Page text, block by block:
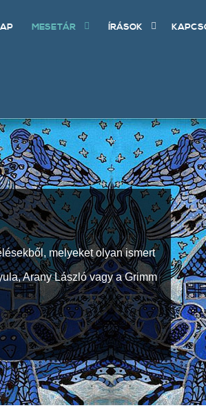
MESETÁR ÍRÁSOK
melyeket olyan ismert
Arany László vagy a Grimm